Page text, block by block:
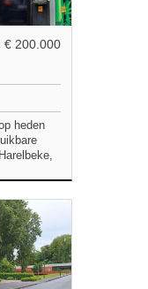
€ 200.000
heden